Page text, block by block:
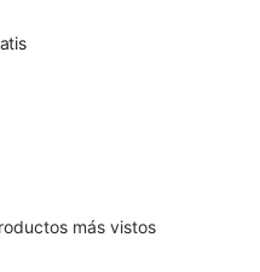
más vistos